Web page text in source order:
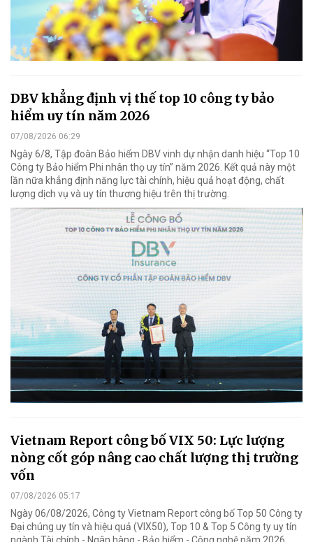
DBV khẳng định vị thế top 10 công ty bảo
hiểm uy tín năm 2026
07/08/2026 06:29
Ngày 6/8, Tập đoàn Bảo hiểm DBV vinh dự nhận danh hiệu “Top 10
Công ty Bảo hiểm Phi nhân thọ uy tín” năm 2026. Kết quả này một
lần nữa khẳng định năng lực tài chính, hiệu quả hoạt động, chất
lượng dịch vụ và uy tín thương hiệu trên thị trường.
Vietnam Report công bố VIX 50: Lực lượng
nòng cốt góp nâng cao chất lượng thị trường
vốn
07/08/2026 05:17
Ngày 06/08/2026, Công ty Vietnam Report công bố Top 50 Công ty
Đại chúng uy tín và hiệu quả (VIX50), Top 10 & Top 5 Công ty uy tín
ngành Tài chính - Ngân hàng - Bảo hiểm - Công nghệ năm 2026.